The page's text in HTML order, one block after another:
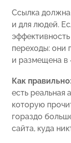
Ссылка должна
и для людей.
переходы: они
и размещена
Как правильно:
есть реальная
которую
гораздо
сайта, куда